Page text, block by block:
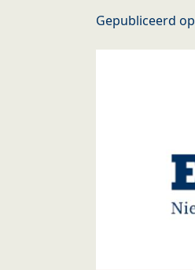
Gepubliceerd op